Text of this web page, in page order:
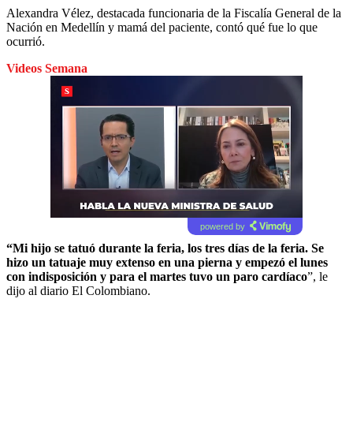
Alexandra Vélez, destacada funcionaria de la Fiscalía General de la
Nación en Medellín y mamá del paciente, contó qué fue lo que
ocurrió.
Videos Semana
powered by
“Mi hijo se tatuó durante la feria, los tres días de la feria. Se
hizo un tatuaje muy extenso en una pierna y empezó el lunes
con indisposición y para el martes tuvo un paro cardíaco”, le
dijo al diario El Colombiano.